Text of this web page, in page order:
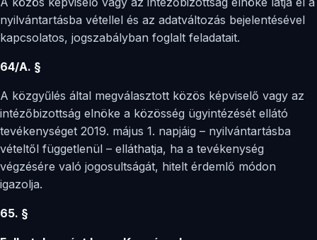
nyilvántartásba vétellel és az adatváltozás bejelentésével
kapcsolatos, jogszabályban foglalt feladatait.
64/A. §
A közgyűlés által megválasztott közös képviselő vagy az
intézőbizottság elnöke a közösség ügyintézését ellátó
tevékenységet 2019. május 1. napjáig – nyilvántartásba
vételtől függetlenül – elláthatja, ha a tevékenység
végzésére való jogosultságát, hitelt érdemlő módon
igazolja.
65. §